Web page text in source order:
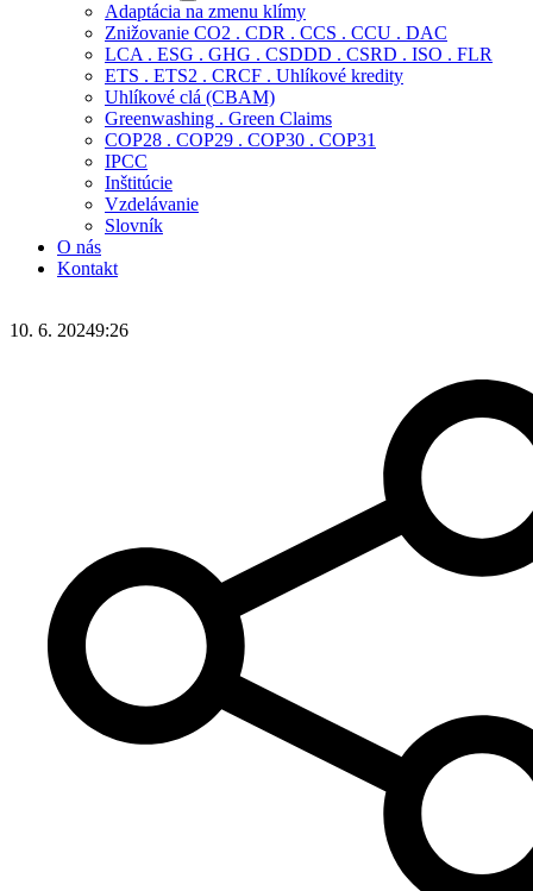
Adaptácia na zmenu klímy
Znižovanie CO2 . CDR . CCS . CCU . DAC
LCA . ESG . GHG . CSDDD . CSRD . ISO . FLR
ETS . ETS2 . CRCF . Uhlíkové kredity
Uhlíkové clá (CBAM)
Greenwashing . Green Claims
COP28 . COP29 . COP30 . COP31
IPCC
Inštitúcie
Vzdelávanie
Slovník
O nás
Kontakt
10. 6. 20249:26